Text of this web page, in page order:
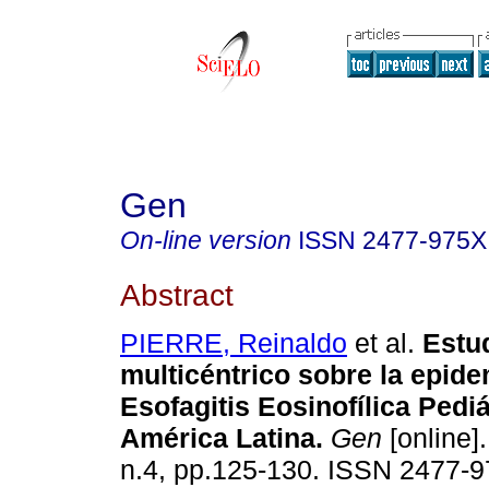
Gen
On-line version ISSN 2477-975X
Abstract
PIERRE, Reinaldo et al.
multicéntrico sobre la
Esofagitis Eosinofílica
América Latina. Gen
n.4, pp.125-130. ISSN 2477-